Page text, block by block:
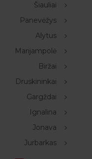
Šiauliai
Panevėžys
Alytus
Marijampolė
Biržai
Druskininkai
Gargždai
Ignalina
Jonava
Jurbarkas